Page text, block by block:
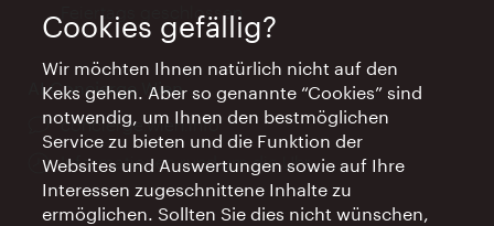
Feiertags geschlossen
AI Concierge Wien
Ort:
concierge.wien.info
Öffnungszeiten:
Informationen rund um die Uhr
Cookies gefällig?
Wir möchten Ihnen natürlich nicht auf den
Keks gehen. Aber so genannte “Cookies” sind
notwendig, um Ihnen den bestmöglichen
Service zu bieten und die Funktion der
Websites und Auswertungen sowie auf Ihre
Interessen zugeschnittene Inhalte zu
ermöglichen. Sollten Sie dies nicht wünschen,